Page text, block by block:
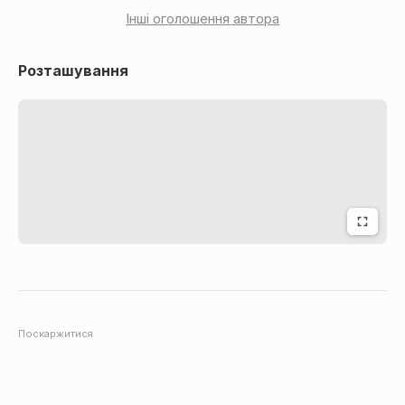
Інші оголошення автора
Розташування
Поскаржитися